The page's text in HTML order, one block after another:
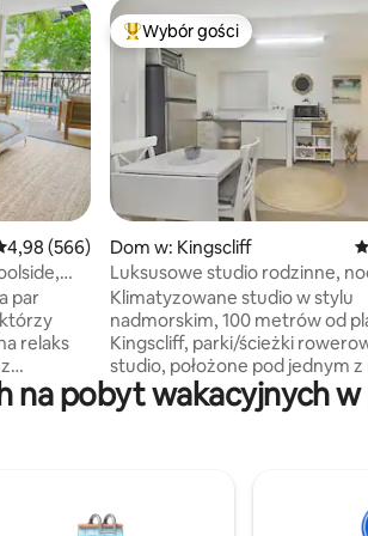
gości
ocena: 4,98 na 5, liczba recenzji: 566
4,98 (566)
par
relaks
się
Najpopularniejsze z kategorii
Wybór gości
Dom w: Kingscliff
Luksusowe studio rodzinne,
osób, 100 m do plaży
Klimatyzowane studio w stylu
nadmorskim, 100 metrów od
Kingscliff, parki/ścieżki
studio, położone pod jednym z
pięknych drzew plumerii przy
Lane, znajduje się z dala od
urządzone, z Wi-Fi,
TV, wygodnymi łóżkami i
na pobyt wakacyjnych